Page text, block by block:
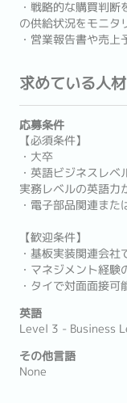
・戦略的な購買判
の供給状況をモニタ
・営業報告書や売
求めている人材
応募条件
【必須条件】
・大卒
・英語ビジネスレ
実務レベルの英語力
・電子部品関連ま
【歓迎条件】
・基板実装関連会
・マネジメント経験
・タイで対面面接可
英語
Level 3 - Business
その他言語
None